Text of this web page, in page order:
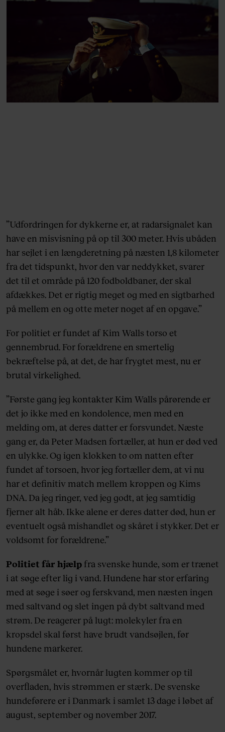
”Udfordringen for dykkerne er, at radarsignalet kan
have en misvisning på op til 300 meter. Hvis ubåden
har sejlet i en længderetning på næsten 1,8 kilometer
fra det tidspunkt, hvor den var neddykket, svarer
det til et område på 120 fodboldbaner, der skal
afdækkes. Det er rigtig meget og med en sigtbarhed
på mellem en og otte meter noget af en opgave.”
For politiet er fundet af Kim Walls torso et
gennembrud. For forældrene en smertelig
bekræftelse på, at det, de har frygtet mest, nu er
brutal virkelighed.
”Første gang jeg kontakter Kim Walls pårørende er
det jo ikke med en kondolence, men med en
melding om, at deres datter er forsvundet. Næste
gang er, da Peter Madsen fortæller, at hun er død ved
en ulykke. Og igen klokken to om natten efter
fundet af torsoen, hvor jeg fortæller dem, at vi nu
har et definitiv match mellem kroppen og Kims
DNA. Da jeg ringer, ved jeg godt, at jeg samtidig
fjerner alt håb. Ikke alene er deres datter død, hun er
eventuelt også mishandlet og skåret i stykker. Det er
voldsomt for forældrene.”
Politiet får hjælpfra svenske hunde, som er trænet
i at søge efter lig i vand. Hundene har stor erfaring
med at søge i søer og ferskvand, men næsten ingen
med saltvand og slet ingen på dybt saltvand med
strøm. De reagerer på lugt: molekyler fra en
kropsdel skal først have brudt vandsøjlen, før
hundene markerer.
Spørgsmålet er, hvornår lugten kommer op til
overfladen, hvis strømmen er stærk. De svenske
hundeførere er i Danmark i samlet 13 dage i løbet af
august, september og november 2017.